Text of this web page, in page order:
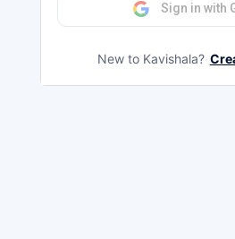
Sign in with
New to Kavishala?